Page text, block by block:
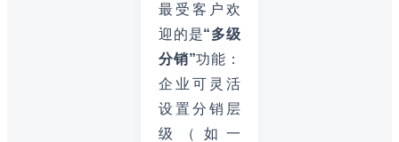
最受客户欢
迎的是“多级
分销”功能：
企业可灵活
设置分销层
级（如一